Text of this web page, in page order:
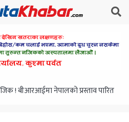
! बीआरआईमा नेपालको प्रस्ताव पारित